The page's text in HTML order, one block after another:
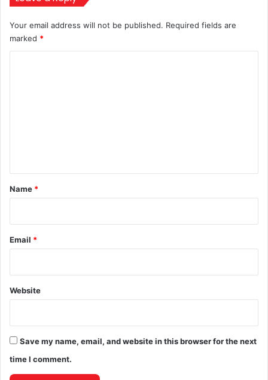
event
in
Your email address will not be published. Required fields are
marked *
*
Name *
Email *
Website
Save my name, email, and website in this browser for the next
time I comment.